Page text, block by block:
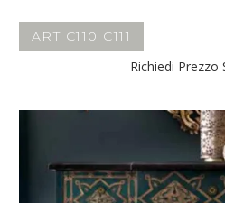
ART C110 C111
Richiedi Prezzo